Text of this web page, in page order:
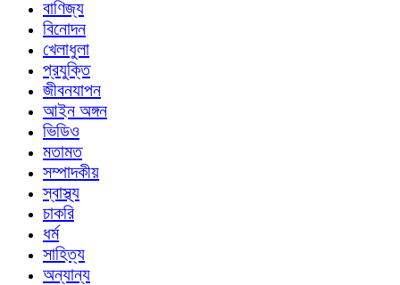
বাণিজ্য
বিনোদন
খেলাধুলা
প্রযুক্তি
জীবনযাপন
আইন অঙ্গন
ভিডিও
মতামত
সম্পাদকীয়
স্বাস্থ্য
চাকরি
ধর্ম
সাহিত্য
অন্যান্য